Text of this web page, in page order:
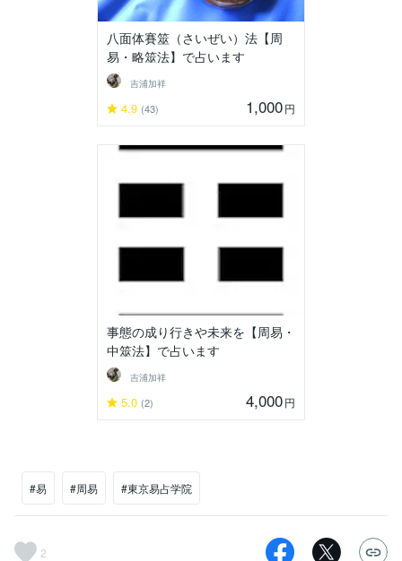
八面体賽筮（さいぜい）法【周
易・略筮法】で占います
吉浦加祥
4.9 (43) 1,000円
事態の成り行きや未来を【周易・
中筮法】で占います
吉浦加祥
5.0 (2) 4,000円
#易 #周易 #東京易占学院
2